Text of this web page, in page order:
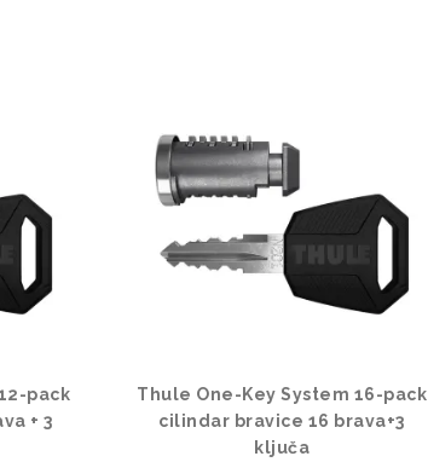
pack
+ 3
Thule One-Key System 16-pack
cilindar bravice 16 brava+3
ključa